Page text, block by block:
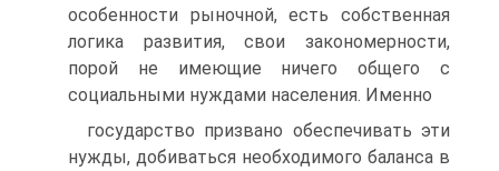
особенности рыночной, есть собственная
логика развития, свои закономерности,
порой не имеющие ничего общего с
социальными нуждами населения. Именно
государство призвано обеспечивать эти
нужды, добиваться необходимого баланса в